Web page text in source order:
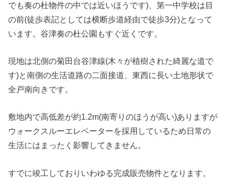
でも奏の杜物件の中では近いほうです)、第一中学校は目
の前(徒歩表記としては横断歩道経由で徒歩3分)となって
います。谷津奏の杜公園もすぐ近くです。
現地は北側の菊田台谷津線(木々が植樹された綺麗な道で
す)と南側の生活道路の二面接道、東西に長い土地形状で
全戸南向きです。
敷地内で高低差が約1.2m(南寄りのほうが高い)ありますが
ウォークスルーエレベーターを採用しているため日常の
生活にはまったく影響してきません。
すでに竣工しておりいわゆる完成販売物件となります。